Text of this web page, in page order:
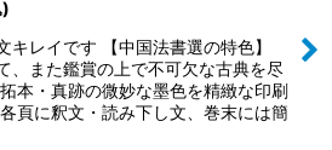
レイです 【中国法書選の特色】
、また鑑賞の上で不可欠な古典を尽
本・真跡の微妙な墨色を精緻な印刷
頁に釈文・読み下し文、巻末には簡